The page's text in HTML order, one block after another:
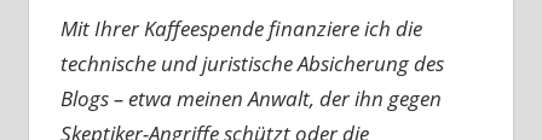
Mit Ihrer Kaffeespende finanziere ich die
technische und juristische Absicherung des
Blogs – etwa meinen Anwalt, der ihn gegen
Skeptiker-Angriffe schützt oder die